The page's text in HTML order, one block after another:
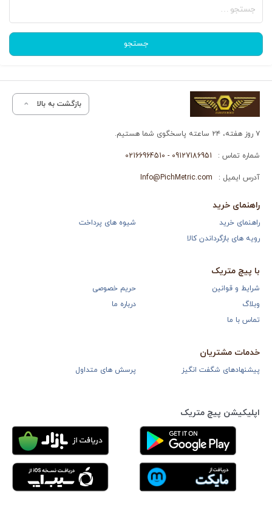
برای:
جستجو
بازگشت به بالا
۷ روز هفته، ۲۴ ساعته پاسخگوی شما هستیم.
شماره تماس : 09127186951 - 02166964510
آدرس ایمیل : Info@PichMetric.com
راهنمای خرید
راهنمای خرید
شیوه های پرداخت
رویه های بازگرداندن کالا
با پیچ متریک
شرایط و قوانین
حریم خصوصی
وبلاگ
درباره ما
تماس با ما
خدمات مشتریان
پیشنهادهای شگفت انگیز پرسش های متداول
اپلیکیشن پیچ متریک